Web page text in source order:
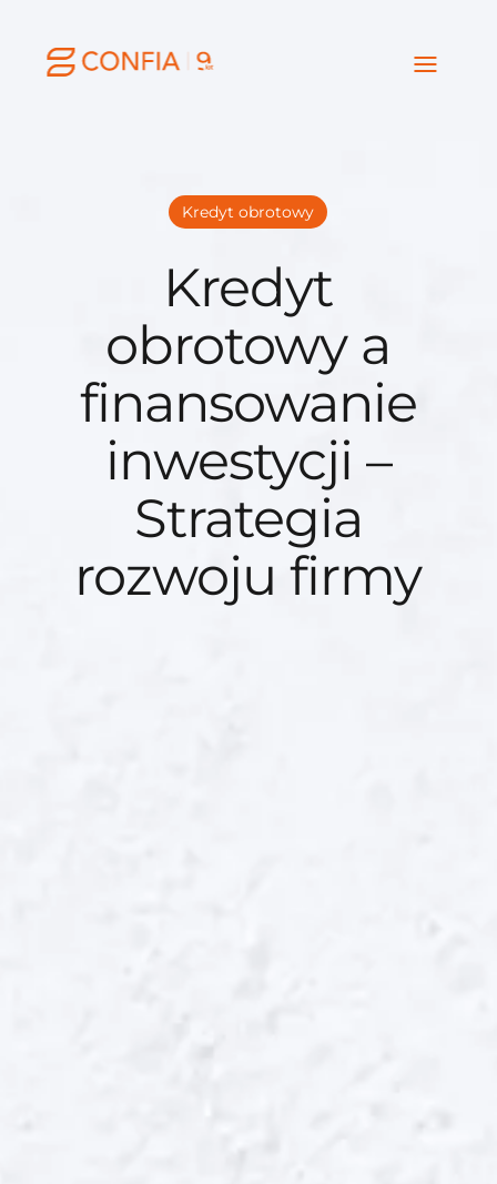
Kredyt obrotowy
Kredyt
obrotowy a
finansowanie
inwestycji –
Strategia
rozwoju firmy